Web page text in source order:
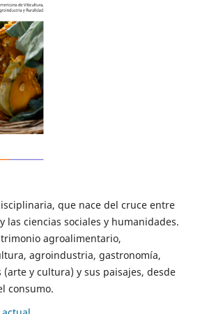
que nace del cruce entre
las ciencias sociales y humanidades.
agroalimentario,
agroindustria, gastronomía,
y cultura) y sus paisajes, desde
consumo.